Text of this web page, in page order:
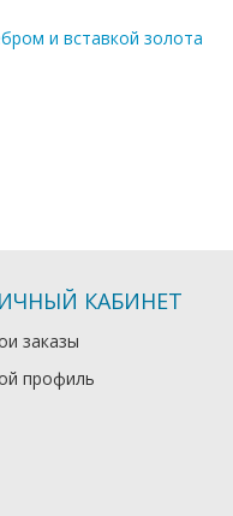
и вставкой золота
КАБИНЕТ
заказы
профиль